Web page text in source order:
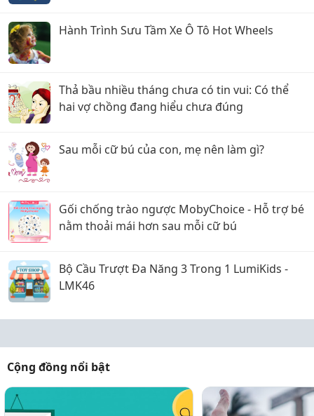
Hành Trình Sưu Tầm Xe Ô Tô Hot Wheels
Thả bầu nhiều tháng chưa có tin vui: Có thể
hai vợ chồng đang hiểu chưa đúng
Sau mỗi cữ bú của con, mẹ nên làm gì?
Gối chống trào ngược MobyChoice - Hỗ trợ bé
nằm thoải mái hơn sau mỗi cữ bú
Bộ Cầu Trượt Đa Năng 3 Trong 1 LumiKids -
LMK46
Cộng đồng nổi bật